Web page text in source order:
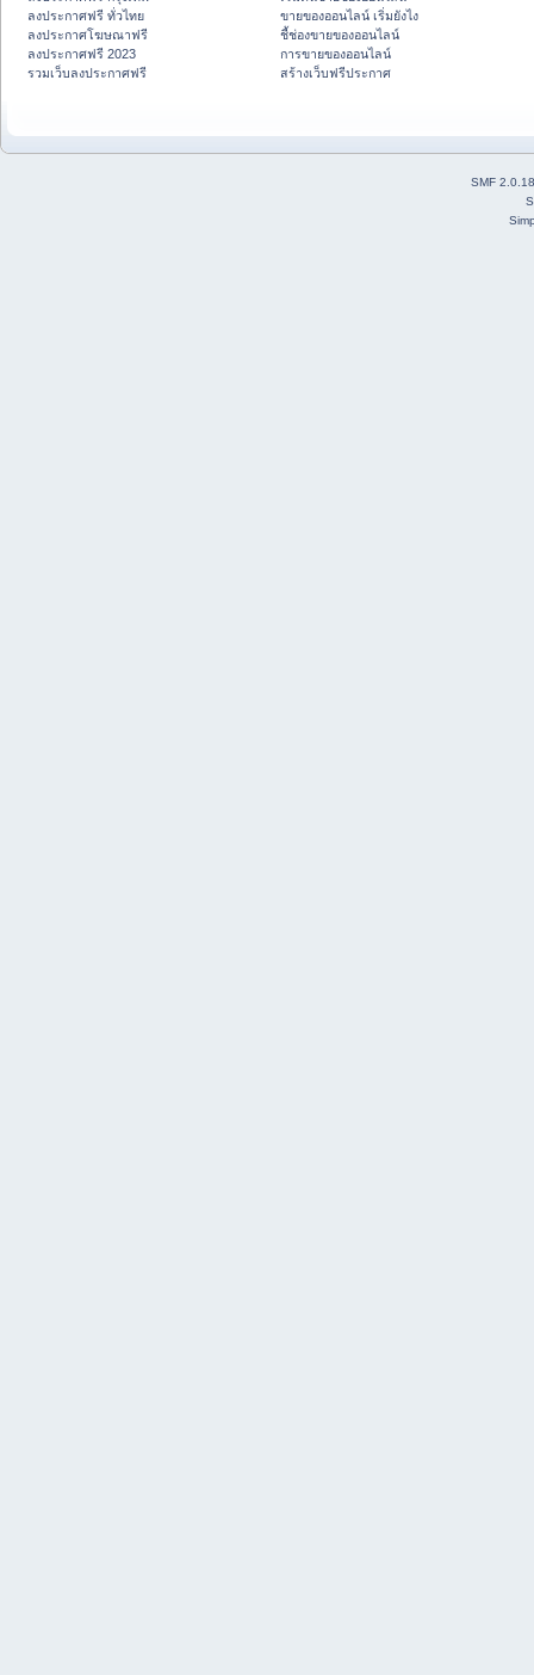
ลงประกาศฟรี ทั่วไทย
ลงประกาศโฆษณาฟรี
ลงประกาศฟรี 2023
รวมเว็บลงประกาศฟรี
ขายของออนไลน์ เริ่มยังไง
ชี้ช่องขายของออนไลน์
การขายของออนไลน์
สร้างเว็บฟรีประกาศ
SMF 2.0.18